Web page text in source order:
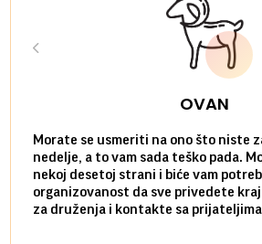
OVAN
Morate se usmeriti na ono što niste
nedelje, a to vam sada teško pada.
nekoj desetoj strani i biće vam
organizovanost da sve privedete
za druženja i kontakte sa